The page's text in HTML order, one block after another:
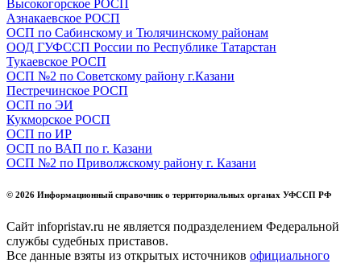
Высокогорское РОСП
Азнакаевское РОСП
ОСП по Сабинскому и Тюлячинскому районам
ООД ГУФССП России по Республике Татарстан
Тукаевское РОСП
ОСП №2 по Советскому району г.Казани
Пестречинское РОСП
ОСП по ЭИ
Кукморское РОСП
ОСП по ИР
ОСП по ВАП по г. Казани
ОСП №2 по Приволжскому району г. Казани
© 2026 Информационный справочник о территориальных органах УФССП РФ
Сайт infopristav.ru не является подразделением Федеральной
службы судебных приставов.
Все данные взяты из открытых источников официального